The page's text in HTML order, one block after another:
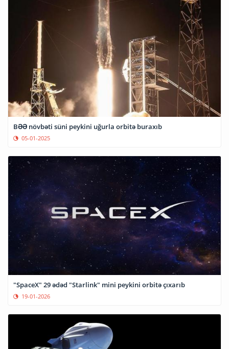
BƏƏ növbəti süni peykini uğurla orbitə buraxıb
05-01-2025
"SpaceX" 29 ədəd "Starlink" mini peykini orbitə çıxarıb
19-01-2026